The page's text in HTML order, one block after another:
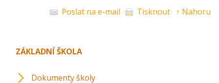
Poslat na e-mail Tisknout ↑ Nahoru
ZÁKLADNÍ ŠKOLA
Dokumenty školy